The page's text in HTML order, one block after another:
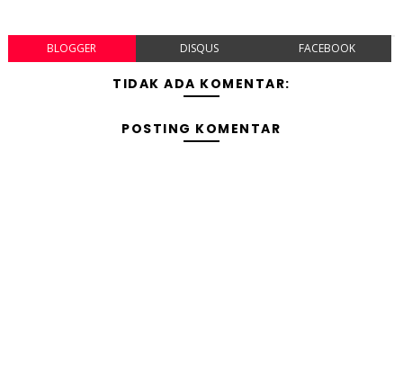
BLOGGER DISQUS FACEBOOK
TIDAK ADA KOMENTAR:
POSTING KOMENTAR